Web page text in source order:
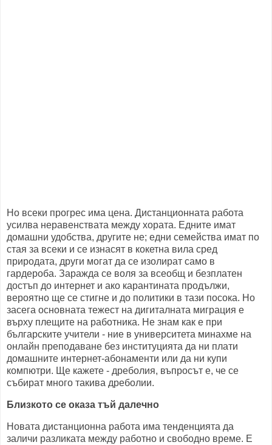
Но всеки прогрес има цена. Дистанционната работа
усилва неравенствата между хората. Едните имат
домашни удобства, другите не; едни семейства имат по
стая за всеки и се изнасят в кокетна вила сред
природата, други могат да се изолират само в
гардероба. Заражда се воля за всеобщ и безплатен
достъп до интернет и ако карантината продължи,
вероятно ще се стигне и до политики в тази посока. Но
засега основната тежест на дигиталната миграция е
върху плещите на работника. Не знам как е при
българските учители - ние в университета минахме на
онлайн преподаване без институцията да ни плати
домашните интернет-абонаменти или да ни купи
компютри. Ще кажете - дреболия, въпросът е, че се
събират много такива дреболии.
Близкото се оказа тъй далечно
Новата дистанционна работа има тенденцията да
заличи разликата между работно и свободно време. Е